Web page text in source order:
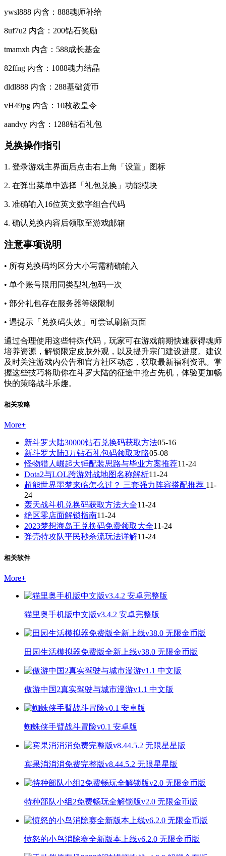
ywsl888 内含：888魂师补给
8uf7u2 内含：200钻石奖励
tmamxh 内含：588成长基金
82ffng 内含：1088魂力结晶
dldl888 内含：288基础货币
vH49pg 内含：10枚教皇令
aandvy 内含：1288钻石礼包
兑换操作指引
1. 登录游戏主界面后点击右上角「设置」图标
2. 在弹出菜单中选择「礼包兑换」功能模块
3. 准确输入16位英文数字组合代码
4. 确认兑换内容后领取至游戏邮箱
注意事项说明
• 所有兑换码均区分大小写需精确输入
• 单个账号限用同类型礼包码一次
• 部分礼包存在服务器等级限制
• 遇提示「兑换码失效」可尝试刷新页面
通过合理使用这些特殊代码，玩家可在游戏前期快速获得魂师
培养资源，解锁限定皮肤外观，以及提升宗门建设进度。建议
及时关注游戏内公告和官方社区动态，获取最新福利资讯。掌
握这些技巧将助你在斗罗大陆的征途中抢占先机，体验更加畅
快的策略战斗乐趣。
相关攻略
More+
新斗罗大陆30000钻石兑换码获取方法05-16
新斗罗大陆3万钻石礼包码领取攻略05-08
怪物猎人崛起大锤配装思路与毕业方案推荐11-24
Dota2与LOL跨游对战地图名称解析11-24
超能世界噩梦来临怎么过？ 三套强力阵容搭配推荐 11-
24
轰天战斗机兑换码获取方法大全11-24
绝区零店面解锁指南11-24
2023梦想海岛王兑换码免费领取大全11-24
弹壳特攻队平民秒杀流玩法详解11-24
相关软件
More+
猫里奥手机版中文版v3.4.2 安卓完整版
田园生活模拟器免费版全新上线v38.0 无限金币版
傲游中国2真实驾驶与城市漫游v1.1 中文版
蜘蛛侠手臂战斗冒险v0.1 安卓版
宾果消消消免费完整版v8.44.5.2 无限星星版
特种部队小组2免费畅玩全解锁版v2.0 无限金币版
愤怒的小鸟消除赛全新版本上线v6.2.0 无限金币版